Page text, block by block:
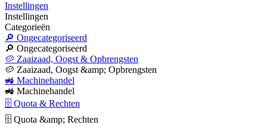
Instellingen
Instellingen
Categorieën
🔎 Ongecategoriseerd
🔎 Ongecategoriseerd
🥔 Zaaizaad, Oogst & Opbrengsten
🥔 Zaaizaad, Oogst &amp; Opbrengsten
🚜 Machinehandel
🚜 Machinehandel
🗄 Quota & Rechten
🗄 Quota &amp; Rechten